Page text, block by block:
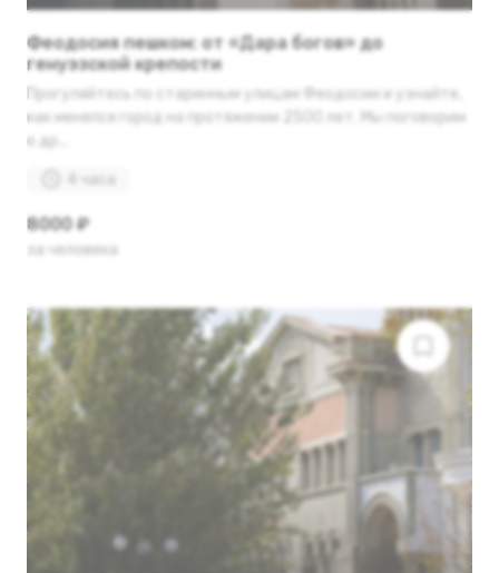
Феодосия пешком: от «Дара богов» до
генуэзской крепости
Прогуляйтесь по старинным улицам Феодосии и узнайте,
как менялся город на протяжении 2500 лет. Мы поговорим
о др...
4 часа
8000 ₽
за человека